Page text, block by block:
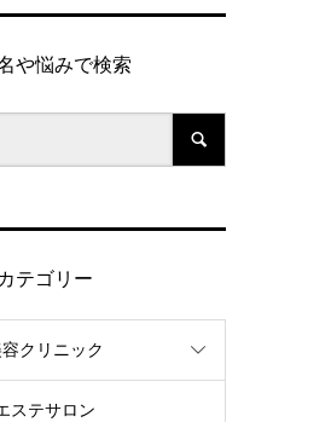
や悩みで検索
カテゴリー
容クリニック
ステサロン